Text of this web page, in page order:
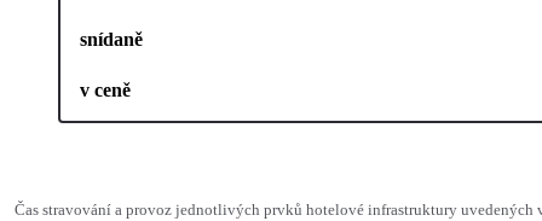
snídaně
v ceně
Čas stravování a provoz jednotlivých prvků hotelové infrastruktury uvedených